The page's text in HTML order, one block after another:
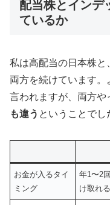
配当株とインデ
ているか
私は高配当の日本株
両方を続けています。
言われますが、両方や
も違う ということでし
お金が入るタイ
ミング
年1〜2
け取れる